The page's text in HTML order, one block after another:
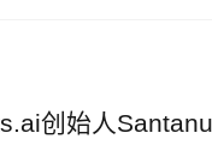
创始人